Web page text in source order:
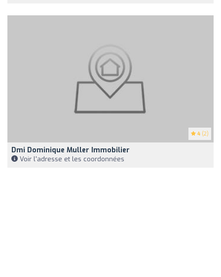
4 (2)
Dmi Dominique Muller Immobilier
Voir l'adresse et les coordonnées